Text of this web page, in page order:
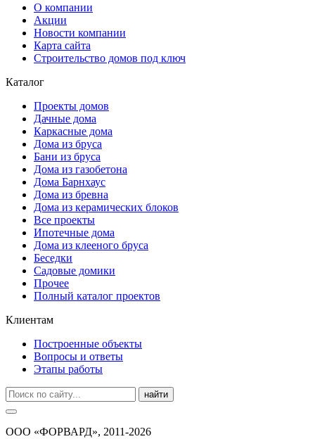
О компании
Акции
Новости компании
Карта сайта
Строительство домов под ключ
Каталог
Проекты домов
Дачные дома
Каркасные дома
Дома из бруса
Бани из бруса
Дома из газобетона
Дома Барнхаус
Дома из бревна
Дома из керамических блоков
Все проекты
Ипотечные дома
Дома из клееного бруса
Беседки
Садовые домики
Прочее
Полный каталог проектов
Клиентам
Построенные объекты
Вопросы и ответы
Этапы работы
найти
ООО «ФОРВАРД», 2011-2026